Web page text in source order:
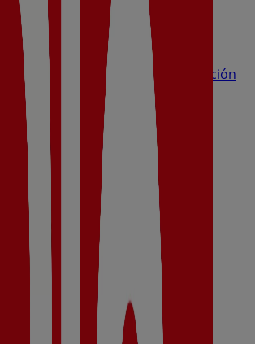
De Despeñaperros (Urbanización
Venturada), Redueña
6, Torrelaguna